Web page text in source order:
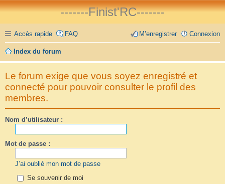
-------Finist'RC-------
Accès rapide FAQ Connexion
M’enregistrer
Index du forum
Le forum exige que vous soyez enregistré et
connecté pour pouvoir consulter le profil des
membres.
Nom d’utilisateur :
Mot de passe :
J’ai oublié mon mot de passe
Se souvenir de moi